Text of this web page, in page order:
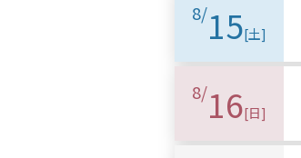
8/15[土]
8/16[日]